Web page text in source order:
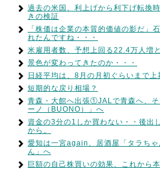
過去の米国、利上げから利下げ転換
きの検証
「株価は企業の本質的価値の影だ」
れたんですね・・・
米雇用者数、予想上回る22.4万人増
景色が変わってきたのか・・・
日経平均は、8月の月初ぐらいまで上
短期的な戻り相場？
青森・大館へ出張①JALで青森へ、
ーノ（BUONO）」へ
資金の3分の1しか買わない・・後出
から。
愛知は一宮again、居酒屋「タラちゃ
ん」へ
巨額の自己株買いの効果、これから